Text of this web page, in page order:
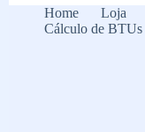
Conheça
essa
Home Loja
Cálculo de BTUs